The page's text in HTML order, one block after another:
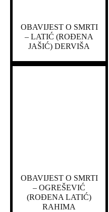
OBAVIJEST O SMRTI
– LATIĆ (ROĐENA
JAŠIĆ) DERVIŠA
OBAVIJEST O SMRTI
– OGREŠEVIĆ
(ROĐENA LATIĆ)
RAHIMA